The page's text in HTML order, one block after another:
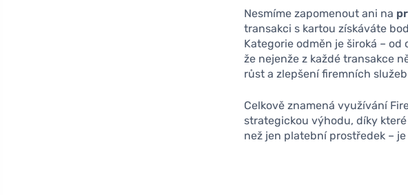
Nesmíme zapomenout ani na
transakci s kartou získáváte
Kategorie odměn je široká –
že nejenže z každé transakce
růst a zlepšení firemních
Celkově znamená využívání
strategickou výhodu, díky
než jen platební prostředek –